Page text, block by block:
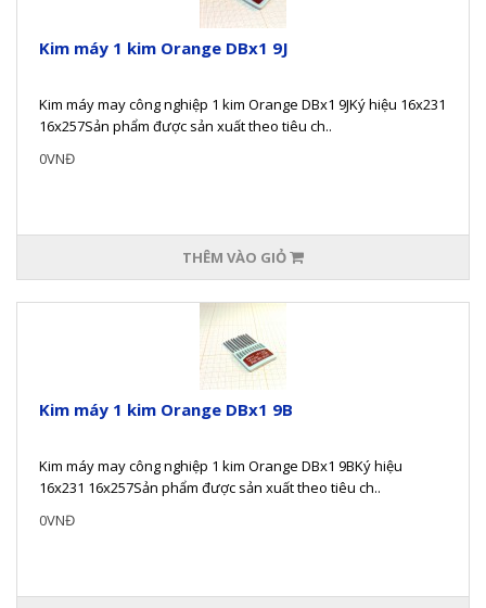
Kim máy 1 kim Orange DBx1 9J
Kim máy may công nghiệp 1 kim Orange DBx1 9JKý hiệu 16x231
16x257Sản phẩm được sản xuất theo tiêu ch..
0VNĐ
THÊM VÀO GIỎ
Kim máy 1 kim Orange DBx1 9B
Kim máy may công nghiệp 1 kim Orange DBx1 9BKý hiệu
16x231 16x257Sản phẩm được sản xuất theo tiêu ch..
0VNĐ